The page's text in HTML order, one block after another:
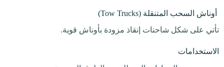
أوناش السحب المتنقلة (Tow Trucks)
تأتي على شكل شاحنات إنقاذ مزودة بأوناش قوية.
الاستخدامات